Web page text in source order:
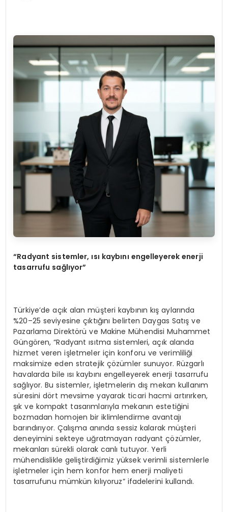
“Radyant sistemler, ısı kaybını engelleyerek enerji
tasarrufu sağlıyor”
Türkiye’de açık alan müşteri kaybının kış aylarında
%20–25 seviyesine çıktığını belirten Daygas Satış ve
Pazarlama Direktörü ve Makine Mühendisi Muhammet
Güngören, “Radyant ısıtma sistemleri, açık alanda
hizmet veren işletmeler için konforu ve verimliliği
maksimize eden stratejik çözümler sunuyor. Rüzgarlı
havalarda bile ısı kaybını engelleyerek enerji tasarrufu
sağlıyor. Bu sistemler, işletmelerin dış mekan kullanım
süresini dört mevsime yayarak ticari hacmi artırırken,
şık ve kompakt tasarımlarıyla mekanın estetiğini
bozmadan homojen bir iklimlendirme avantajı
barındırıyor. Çalışma anında sessiz kalarak müşteri
deneyimini sekteye uğratmayan radyant çözümler,
mekanları sürekli olarak canlı tutuyor. Yerli
mühendislikle geliştirdiğimiz yüksek verimli sistemlerle
işletmeler için hem konfor hem enerji maliyeti
tasarrufunu mümkün kılıyoruz” ifadelerini kullandı.